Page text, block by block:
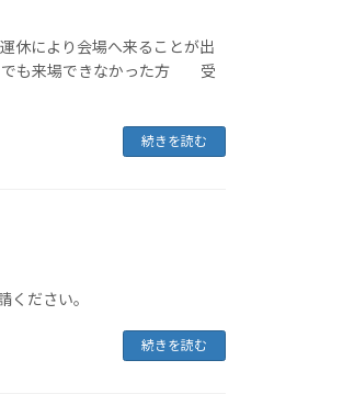
休により会場へ来ることが出
でも来場できなかった方 受
続きを読む
ださい。
続きを読む